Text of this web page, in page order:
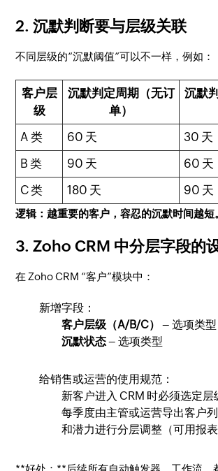
2. 沉默判断要与层级关联
不同层级的“沉默阈值”可以不一样，例如：
客户层
级
沉默判定周期（无订
单）
沉默
A 类
60 天
30 天
B 类
90 天
60 天
C 类
180 天 90 天
逻辑：越重要的客户，容忍的沉默时间越短
3. Zoho CRM 中分层字段的
在 Zoho CRM “客户”模块中：
新增字段：
客户层级（A/B/C）
– 选项类型
沉默状态– 选项类型
给销售或运营的使用规范：
新客户进入 CRM 时必须选定层
每季度由主管或运营导出客户
和潜力进行分层调整（可用报表
**好处：**后续所有自动触发器、工作流，